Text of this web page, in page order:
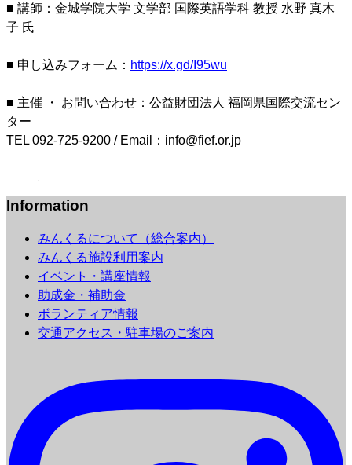
■ 講師：金城学院大学 文学部 国際英語学科 教授 水野 真木
子 氏
■ 申し込みフォーム： https://x.gd/I95wu
■ 主催 ・ お問い合わせ：公益財団法人 福岡県国際交流セン
ター
TEL 092-725-9200 / Email：info@fief.or.jp
Information
みんくるについて（総合案内）
みんくる施設利用案内
イベント・講座情報
助成金・補助金
ボランティア情報
交通アクセス・駐車場のご案内